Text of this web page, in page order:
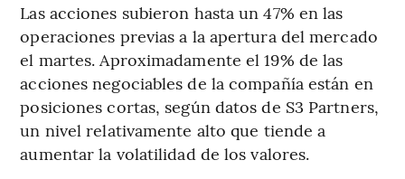
Las acciones subieron hasta un 47% en las
operaciones previas a la apertura del mercado
el martes. Aproximadamente el 19% de las
acciones negociables de la compañía están en
posiciones cortas, según datos de S3 Partners,
un nivel relativamente alto que tiende a
aumentar la volatilidad de los valores.